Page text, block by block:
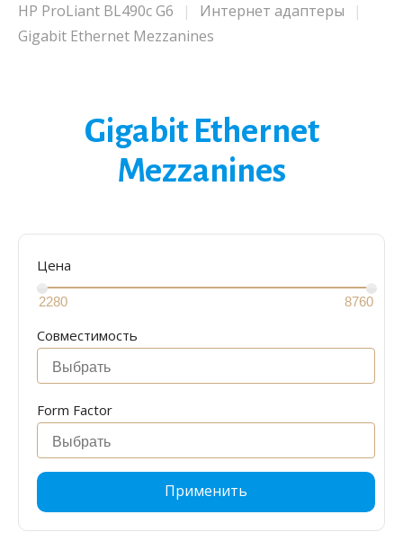
HP ProLiant BL490c G6
Интернет адаптеры
Gigabit Ethernet Mezzanines
Gigabit Ethernet
Mezzanines
Цена
Совместимость
Form Factor
Применить